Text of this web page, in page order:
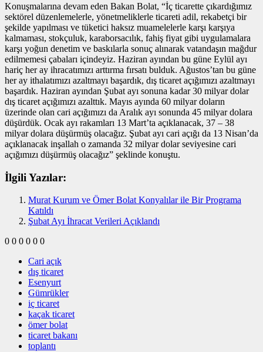
Konuşmalarına devam eden Bakan Bolat, “İç ticarette çıkardığımız
sektörel düzenlemelerle, yönetmeliklerle ticareti adil, rekabetçi bir
şekilde yapılması ve tüketici haksız muamelelerle karşı karşıya
kalmaması, stokçuluk, karaborsacılık, fahiş fiyat gibi uygulamalara
karşı yoğun denetim ve baskılarla sonuç alınarak vatandaşın mağdur
edilmemesi çabaları içindeyiz. Haziran ayından bu güne Eylül ayı
hariç her ay ihracatımızı arttırma fırsatı bulduk. Ağustos’tan bu güne
her ay ithalatımızı azaltmayı başardık, dış ticaret açığımızı azaltmayı
başardık. Haziran ayından Şubat ayı sonuna kadar 30 milyar dolar
dış ticaret açığımızı azalttık. Mayıs ayında 60 milyar doların
üzerinde olan cari açığımızı da Aralık ayı sonunda 45 milyar dolara
düşürdük. Ocak ayı rakamları 13 Mart’ta açıklanacak, 37 – 38
milyar dolara düşürmüş olacağız. Şubat ayı cari açığı da 13 Nisan’da
açıklanacak inşallah o zamanda 32 milyar dolar seviyesine cari
açığımızı düşürmüş olacağız” şeklinde konuştu.
İlgili Yazılar:
Murat Kurum ve Ömer Bolat Konyalılar ile Bir Programa
Katıldı
Şubat Ayı İhracat Verileri Açıklandı
0 0 0 0 0 0
Cari açık
dış ticaret
Esenyurt
Gümrükler
iç ticaret
kaçak ticaret
ömer bolat
ticaret bakanı
toplantı